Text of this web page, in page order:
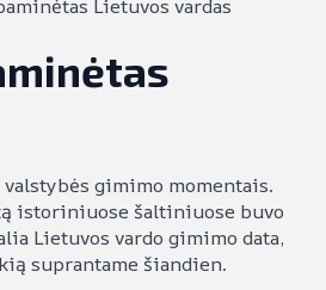
Lietuvos vardas
gimimo momentais.
istoriniuose šaltiniuose buvo
Lietuvos vardo gimimo data,
suprantame šiandien.